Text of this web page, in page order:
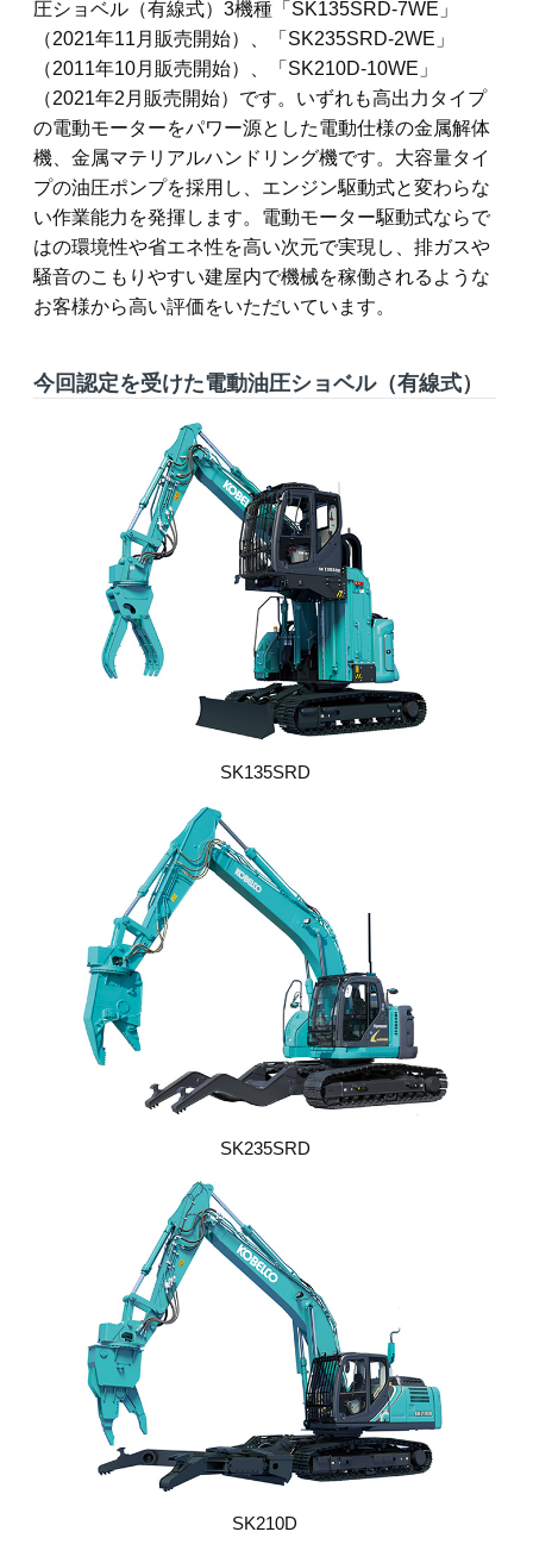
圧ショベル（有線式）3機種「SK135SRD-7WE」
（2021年11月販売開始）、「SK235SRD-2WE」
（2011年10月販売開始）、「SK210D-10WE」
（2021年2月販売開始）です。いずれも高出力タイプ
の電動モーターをパワー源とした電動仕様の金属解体
機、金属マテリアルハンドリング機です。大容量タイ
プの油圧ポンプを採用し、エンジン駆動式と変わらな
い作業能力を発揮します。電動モーター駆動式ならで
はの環境性や省エネ性を高い次元で実現し、排ガスや
騒音のこもりやすい建屋内で機械を稼働されるような
お客様から高い評価をいただいています。
今回認定を受けた電動油圧ショベル（有線式）
SK135SRD
SK235SRD
SK210D